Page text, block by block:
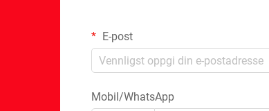
E-post
Mobil/WhatsApp